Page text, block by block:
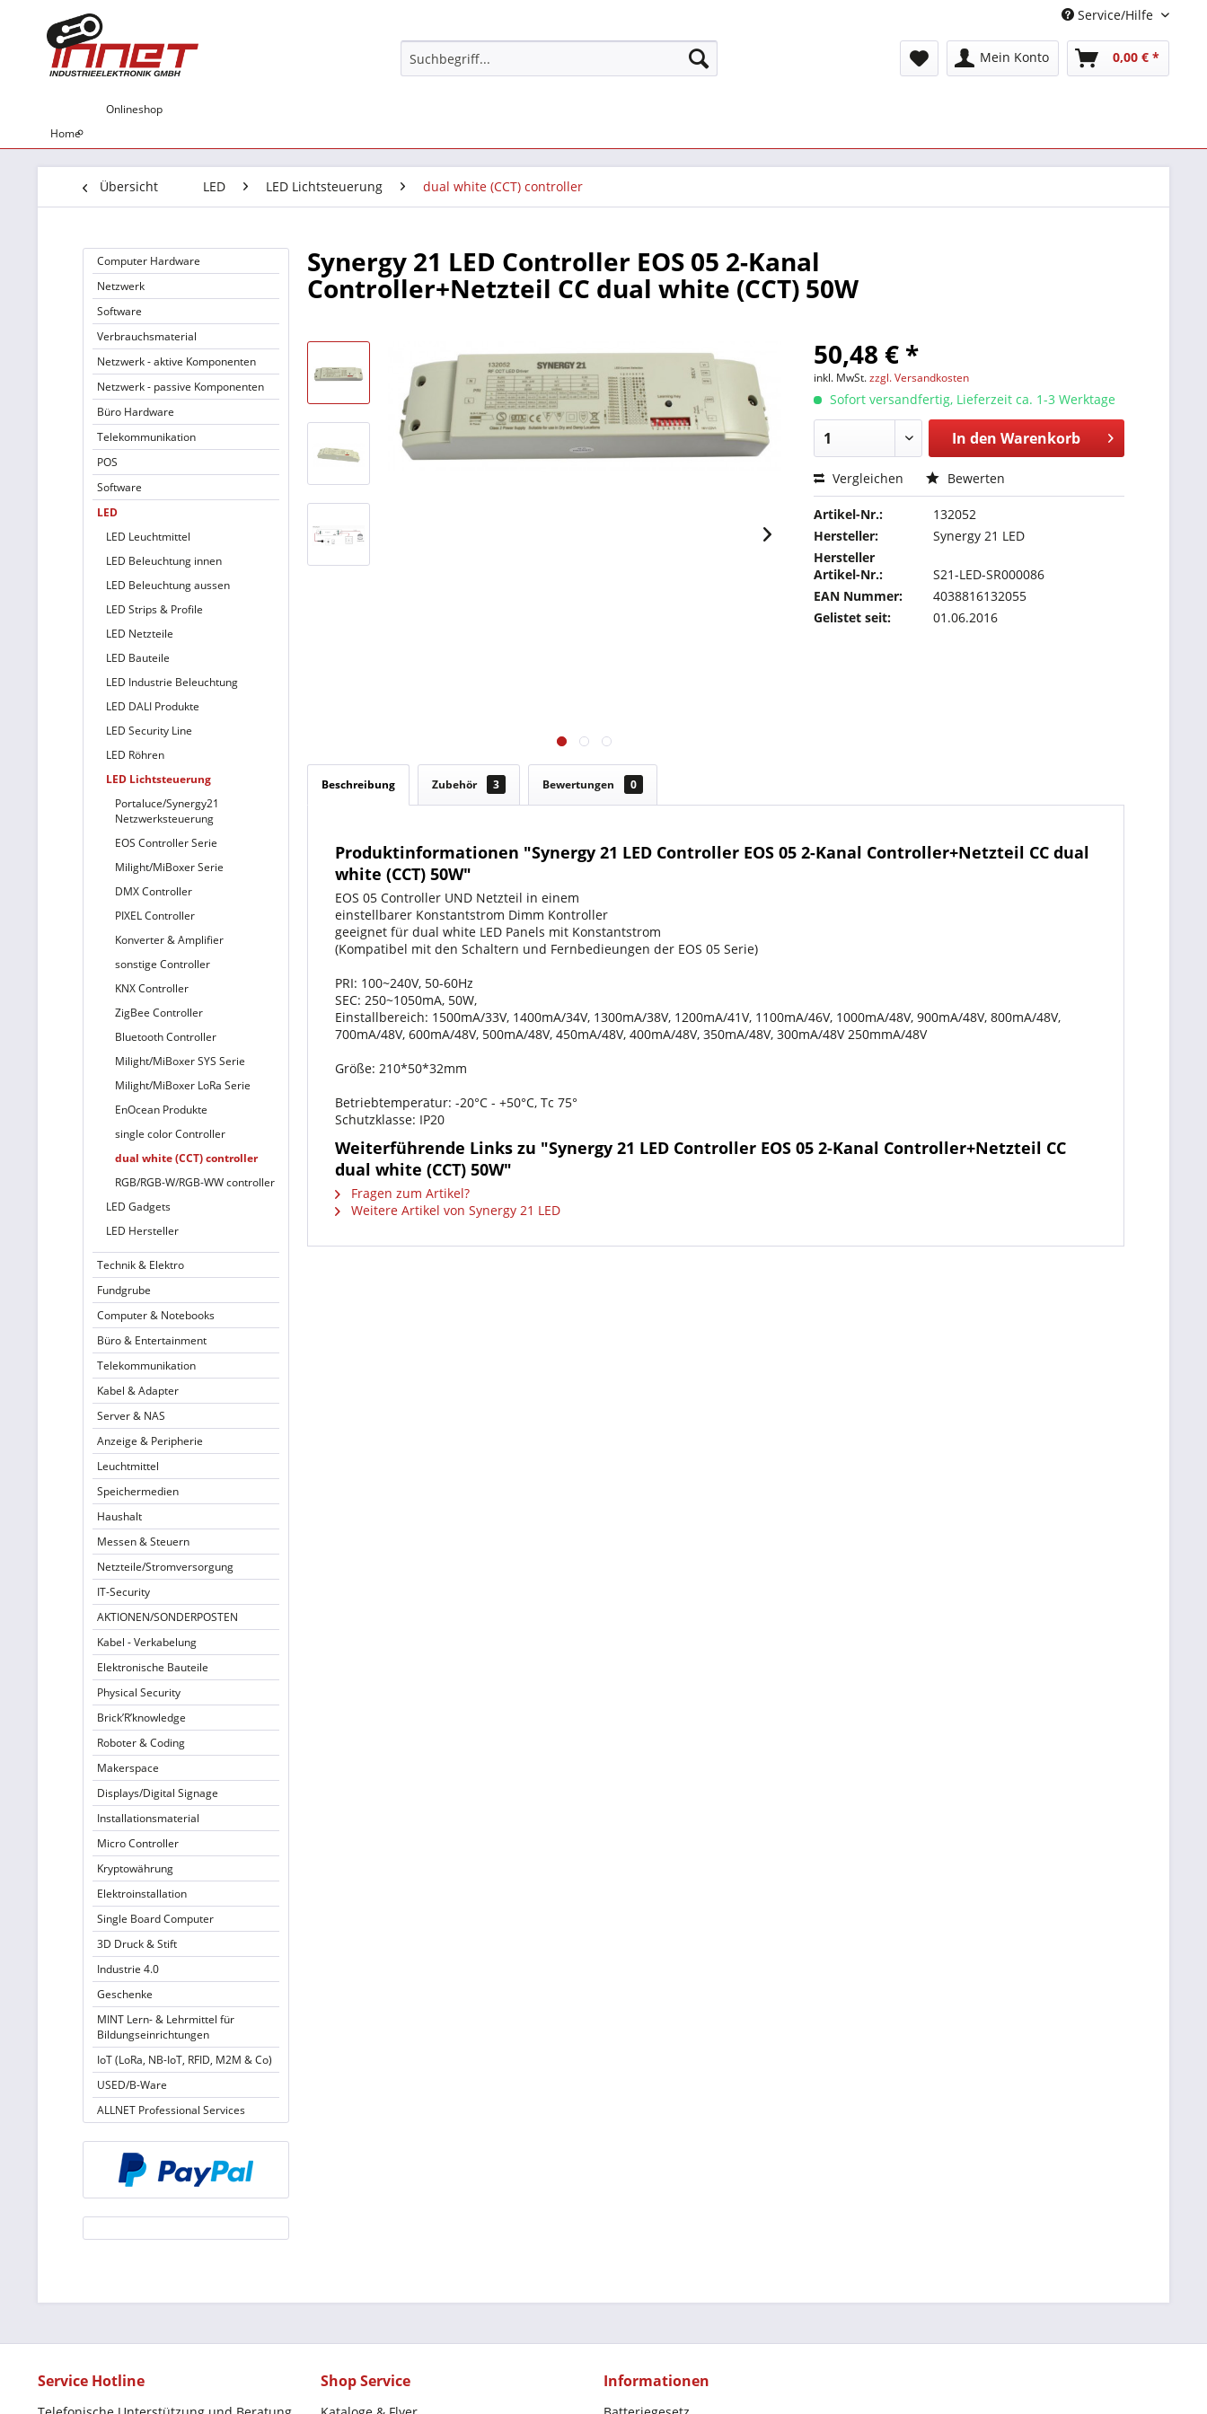
Service/Hilfe
Mein Konto 0,00 € *
Home
Onlineshop
Übersicht LED LED Lichtsteuerung dual white (CCT) controller
Computer Hardware
Netzwerk
Software
Verbrauchsmaterial
Netzwerk - aktive Komponenten
Netzwerk - passive Komponenten
Büro Hardware
Telekommunikation
POS
Software
LED
LED Leuchtmittel
LED Beleuchtung innen
LED Beleuchtung aussen
LED Strips & Profile
LED Netzteile
LED Bauteile
LED Industrie Beleuchtung
LED DALI Produkte
LED Security Line
LED Röhren
LED Lichtsteuerung
Portaluce/Synergy21
Netzwerksteuerung
EOS Controller Serie
Milight/MiBoxer Serie
DMX Controller
PIXEL Controller
Konverter & Amplifier
sonstige Controller
KNX Controller
ZigBee Controller
Bluetooth Controller
Milight/MiBoxer SYS Serie
Milight/MiBoxer LoRa Serie
EnOcean Produkte
single color Controller
dual white (CCT) controller
RGB/RGB-W/RGB-WW controller
LED Gadgets
LED Hersteller
Technik & Elektro
Fundgrube
Computer & Notebooks
Büro & Entertainment
Telekommunikation
Kabel & Adapter
Server & NAS
Anzeige & Peripherie
Leuchtmittel
Speichermedien
Haushalt
Messen & Steuern
Netzteile/Stromversorgung
IT-Security
AKTIONEN/SONDERPOSTEN
Kabel - Verkabelung
Elektronische Bauteile
Physical Security
Brick’R’knowledge
Roboter & Coding
Makerspace
Displays/Digital Signage
Installationsmaterial
Micro Controller
Kryptowährung
Elektroinstallation
Single Board Computer
3D Druck & Stift
Industrie 4.0
Geschenke
MINT Lern- & Lehrmittel für
Bildungseinrichtungen
IoT (LoRa, NB-IoT, RFID, M2M & Co)
USED/B-Ware
ALLNET Professional Services
Synergy 21 LED Controller EOS 05 2-Kanal
Controller+Netzteil CC dual white (CCT) 50W
50,48 € *
inkl. MwSt.zzgl. Versandkosten
Sofort versandfertig, Lieferzeit ca. 1-3 Werktage
In den Warenkorb
Vergleichen Bewerten
Artikel-Nr.:
132052
Hersteller:
Synergy 21 LED
Hersteller
Artikel-Nr.:
S21-LED-SR000086
EAN Nummer:
4038816132055
Gelistet seit:
01.06.2016
Beschreibung Zubehör 3 Bewertungen 0
Produktinformationen "Synergy 21 LED Controller EOS 05 2-Kanal Controller+Netzteil CC dual
white (CCT) 50W"
EOS 05 Controller UND Netzteil in einem
einstellbarer Konstantstrom Dimm Kontroller
geeignet für dual white LED Panels mit Konstantstrom
(Kompatibel mit den Schaltern und Fernbedieungen der EOS 05 Serie)
PRI: 100~240V, 50-60Hz
SEC: 250~1050mA, 50W,
Einstallbereich: 1500mA/33V, 1400mA/34V, 1300mA/38V, 1200mA/41V, 1100mA/46V, 1000mA/48V, 900mA/48V, 800mA/48V,
700mA/48V, 600mA/48V, 500mA/48V, 450mA/48V, 400mA/48V, 350mA/48V, 300mA/48V 250mmA/48V
Größe: 210*50*32mm
Betriebtemperatur: -20°C - +50°C, Tc 75°
Schutzklasse: IP20
Weiterführende Links zu "Synergy 21 LED Controller EOS 05 2-Kanal Controller+Netzteil CC
dual white (CCT) 50W"
Fragen zum Artikel?
Weitere Artikel von Synergy 21 LED
Service Hotline Shop Service Informationen